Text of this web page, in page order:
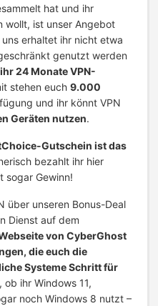
hat und ihr
wollt, ist unser Angebot
erhaltet ihr nicht etwa
genutzt werden
24 Monate VPN-
stehen euch 9.000
und ihr könnt VPN
Geräten nutzen.
Gutschein ist das
bezahlt ihr hier
sogar Gewinn!
über unseren Bonus-Deal
Dienst auf dem
von CyberGhost
die euch die
Systeme Schritt für
ob ihr Windows 11,
noch Windows 8 nutzt –